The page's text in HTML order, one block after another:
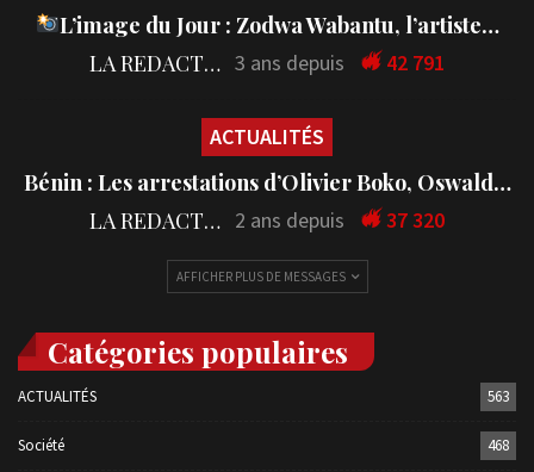
L’image du Jour : Zodwa Wabantu, l’artiste…
LA REDACTION 3 ans depuis 42 791
ACTUALITÉS
Bénin : Les arrestations d’Olivier Boko, Oswald…
LA REDACTION 2 ans depuis 37 320
AFFICHER PLUS DE MESSAGES
Catégories populaires
ACTUALITÉS 563
Société 468